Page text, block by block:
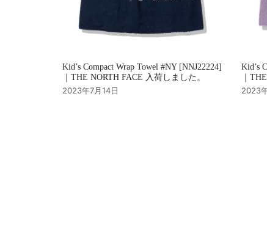
Kid’s Compact Wrap Towel #NY [NNJ22224]
｜THE NORTH FACE 入荷しました。
2023年7月14日
Kid’s
｜
2023